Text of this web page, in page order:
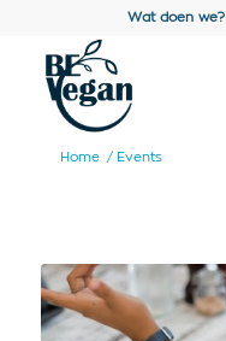
Wat doen we?
Home / Events